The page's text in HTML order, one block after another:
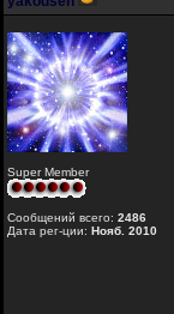
Super Member
Сообщений всего: 2486
Дата рег-ции: Нояб. 2010